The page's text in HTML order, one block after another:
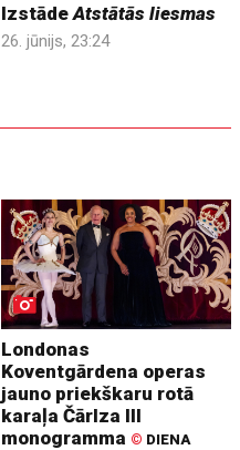
IzstādeAtstātās liesmas
26. jūnijs, 23:24
Londonas
Koventgārdena operas
jauno priekškaru rotā
karaļa Čārlza III
monogramma © DIENA